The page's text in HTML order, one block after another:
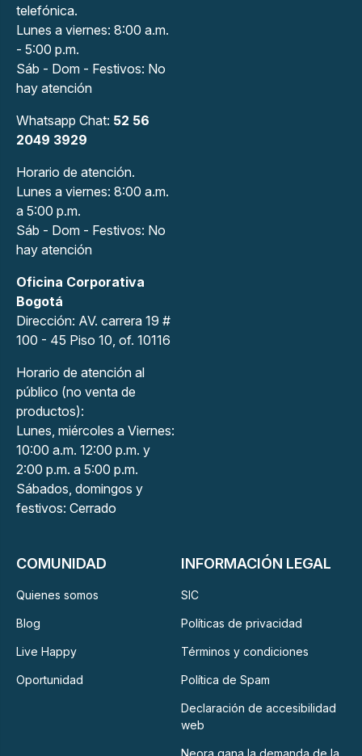
telefónica.
Lunes a viernes: 8:00 a.m.
- 5:00 p.m.
Sáb - Dom - Festivos: No
hay atención
Whatsapp Chat: 52 56
2049 3929
Horario de atención.
Lunes a viernes: 8:00 a.m.
a 5:00 p.m.
Sáb - Dom - Festivos: No
hay atención
Oficina Corporativa
Bogotá
Dirección: AV. carrera 19 #
100 - 45 Piso 10, of. 10116
Horario de atención al
público (no venta de
productos):
Lunes, miércoles a Viernes:
10:00 a.m. 12:00 p.m. y
2:00 p.m. a 5:00 p.m.
Sábados, domingos y
festivos: Cerrado
COMUNIDAD
Quienes somos
Blog
Live Happy
Oportunidad
INFORMACIÓN LEGAL
SIC
Políticas de privacidad
Términos y condiciones
Política de Spam
Declaración de accesibilidad
web
Neora gana la demanda de la